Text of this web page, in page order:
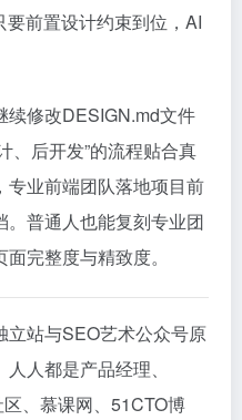
前置设计约束到位，AI
续修改DESIGN.md文件
、后开发”的流程贴合真
专业前端团队落地项目前
普通人也能复刻专业团
完整度与精致度。
立站与SEO艺术公众号原
人都是产品经理、
、慕课网、51CTO博